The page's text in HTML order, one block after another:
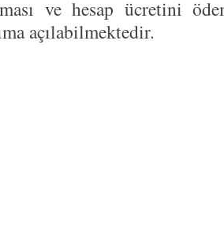
ve hesap ücretini
açılabilmektedir.